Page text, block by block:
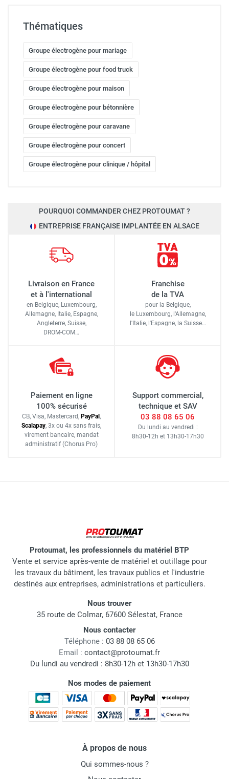
Thématiques
Groupe électrogène pour mariage
Groupe électrogène pour food truck
Groupe électrogène pour maison
Groupe électrogène pour bétonnière
Groupe électrogène pour caravane
Groupe électrogène pour concert
Groupe électrogène pour clinique / hôpital
POURQUOI COMMANDER CHEZ PROTOUMAT ?
ENTREPRISE FRANÇAISE IMPLANTÉE EN ALSACE
Livraison en France
et à l'international
en Belgique, Luxembourg,
Allemagne, Italie, Espagne,
Angleterre, Suisse,
DROM-COM…
Franchise
de la TVA
pour la Belgique,
le Luxembourg, l'Allemagne,
l'Italie, l'Espagne, la Suisse…
Paiement en ligne
100% sécurisé
CB, Visa, Mastercard, PayPal ,
Scalapay, 3x ou 4x sans frais,
virement bancaire, mandat
administratif (Chorus Pro)
Support commercial,
technique et SAV
03 88 08 65 06
Du lundi au vendredi :
8h30-12h et 13h30-17h30
Protoumat, les professionnels du matériel BTP
Vente et service après-vente de matériel et outillage pour
les travaux du bâtiment, les travaux publics et l'industrie
destinés aux entreprises, administrations et particuliers.
Nous trouver
35 route de Colmar, 67600 Sélestat, France
Nous contacter
Téléphone : 03 88 08 65 06
Email : contact@protoumat.fr
Du lundi au vendredi : 8h30-12h et 13h30-17h30
Nos modes de paiement
À propos de nous
Qui sommes-nous ?